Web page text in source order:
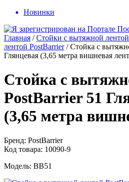
Новинки
Главная /Стойки с вытяжной лентой
лентой PostBarrier/Стойка с
Глянцевая (3,65 метра вишневая
Стойка с
PostBarrier 51
(3,65 метра
Бренд: PostBarrier
Код товара: 10090-9
Модель: BB51